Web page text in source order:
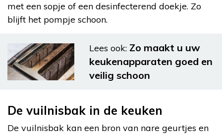
met een sopje of een desinfecterend doekje. Zo
blijft het pompje schoon.
Lees ook: Zo maakt u uw
keukenapparaten goed en
veilig schoon
De vuilnisbak in de keuken
De vuilnisbak kan een bron van nare geurtjes en